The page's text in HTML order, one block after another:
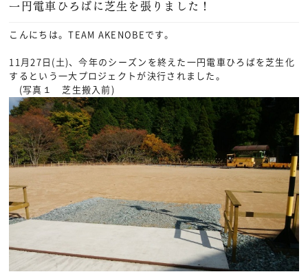
一円電車ひろばに芝生を張りました！
こんにちは。TEAM AKENOBEです。
11月27日(土)、今年のシーズンを終えた一円電車ひろばを芝生化
するという一大プロジェクトが決行されました。
(写真１ 芝生搬入前)